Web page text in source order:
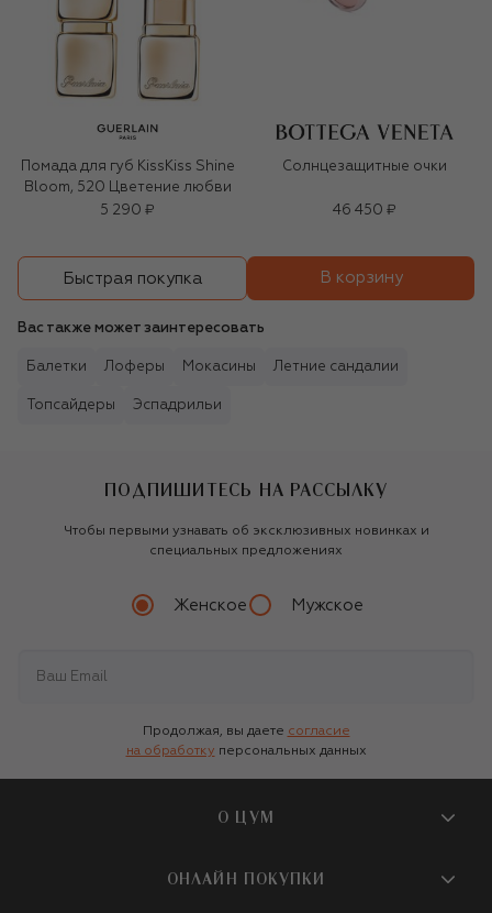
Помада для губ KissKiss Shine
Bloom, 520 Цветение любви
5 290 ₽
Солнцезащитные очки
46 450 ₽
Быстрая покупка В корзину
Вас также может заинтересовать
Балетки Лоферы Мокасины Летние сандалии
Топсайдеры Эспадрильи
ПОДПИШИТЕСЬ НА РАССЫЛКУ
Чтобы первыми узнавать об эксклюзивных новинках и
специальных предложениях
Женское Мужское
Продолжая, вы даете согласие
на обработку персональных данных
О ЦУМ
О магазине
ОНЛАЙН ПОКУПКИ